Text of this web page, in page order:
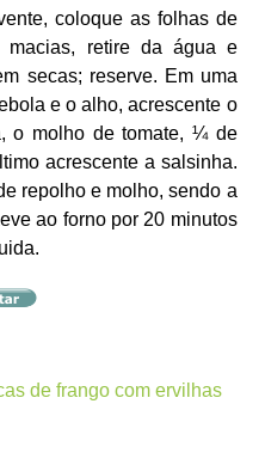
coloque as folhas de
macias, retire da água e
secas; reserve. Em uma
e o alho, acrescente o
o molho de tomate, ¼ de
acrescente a salsinha.
repolho e molho, sendo a
ao forno por 20 minutos
de frango com ervilhas